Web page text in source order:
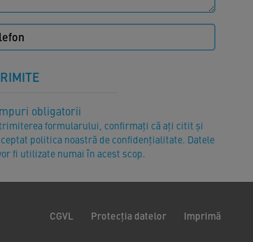
obligatorii
formularului, confirmați că ați citit și
politica noastră de confidențialitate. Datele
fi utilizate numai în acest scop.
CGVL Protecția datelor Imprimă